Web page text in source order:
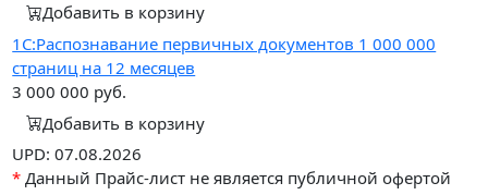
Добавить в корзину
1С:Распознавание первичных документов 1 000 000
страниц на 12 месяцев
3 000 000 руб.
Добавить в корзину
UPD: 07.08.2026
* Данный Прайс-лист не является публичной офертой